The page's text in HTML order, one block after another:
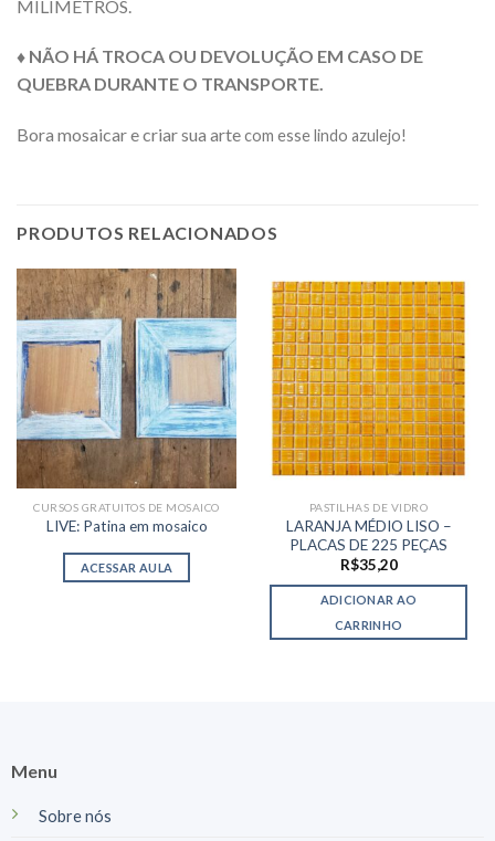
MILIMETROS.
♦ NÃO HÁ TROCA OU DEVOLUÇÃO EM CASO DE
QUEBRA DURANTE O TRANSPORTE.
Bora mosaicar e criar sua artecom esse lindo azulejo!
PRODUTOS RELACIONADOS
CURSOS GRATUITOS DE MOSAICO
LIVE: Patina em mosaico
ACESSAR AULA
PASTILHAS DE VIDRO
LARANJA MÉDIO LISO –
PLACAS DE 225 PEÇAS
R$35,20
ADICIONAR AO
CARRINHO
Menu
Sobre nós